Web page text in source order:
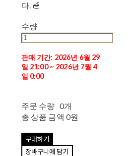
다. 🥣
수량
판매 기간: 2026년 6월 29
일 21:00 ~ 2026년 7월 4
일 0:00
주문 수량 0개
총 상품 금액 0원
구매하기
장바구니에 담기